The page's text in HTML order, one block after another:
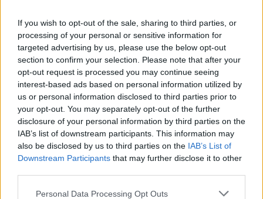
If you wish to opt-out of the sale, sharing to third parties, or
processing of your personal or sensitive information for
targeted advertising by us, please use the below opt-out
section to confirm your selection. Please note that after your
opt-out request is processed you may continue seeing
interest-based ads based on personal information utilized by
us or personal information disclosed to third parties prior to
your opt-out. You may separately opt-out of the further
disclosure of your personal information by third parties on the
IAB’s list of downstream participants. This information may
also be disclosed by us to third parties on the IAB’s List of
Downstream Participants that may further disclose it to other
Please note that this website/app uses one or more Google
Personal Data Processing Opt Outs
2023. február 12. 19:30
Befektetések és vadállatok a stúdióban – ez
történt a Cápák között hatodik adásában
Az üzleti showműsor hatodik adásában befektetések
kapcsán létrejött egy hármasfogat és egy duó – több
Cápa ugyanis több vállalkozásból együttesen harapott ki
magának egy-egy szeletet, miközben az egyik pitch alatt
hangos dzsungellé változott az óceán, azaz a stúdió.